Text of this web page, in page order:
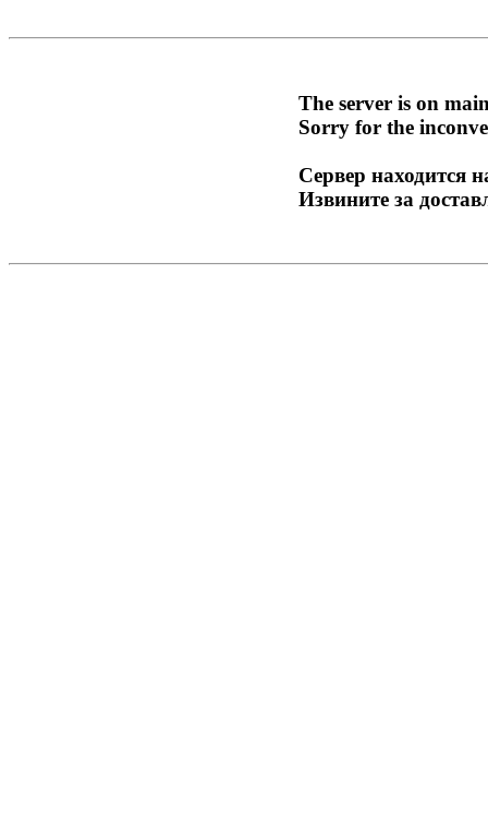
The server is on
Sorry for the
Сервер находится
Извините за